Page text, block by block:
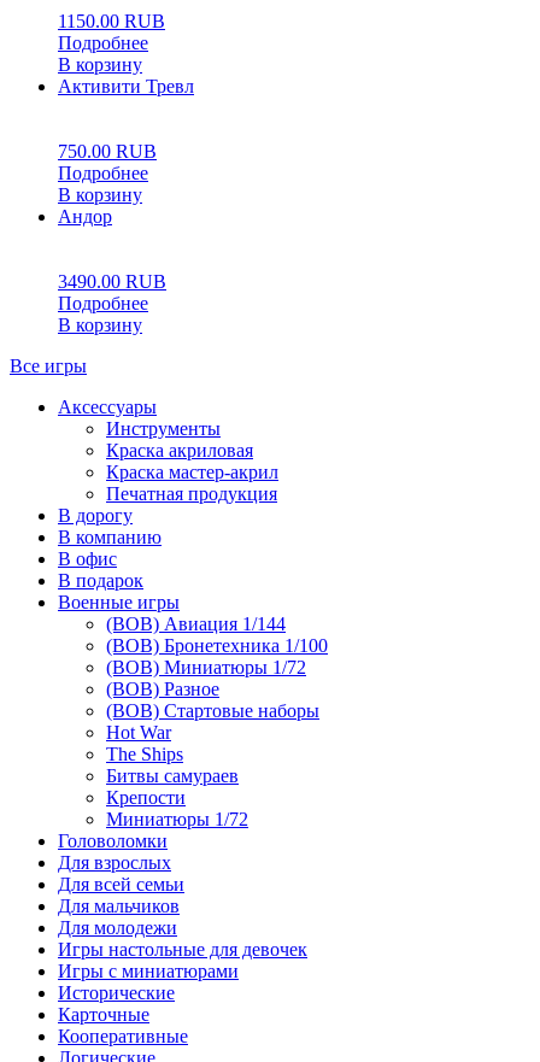
1150.00 RUB
Подробнее
В корзину
Активити Тревл
750.00 RUB
Подробнее
В корзину
Андор
3490.00 RUB
Подробнее
В корзину
Все игры
Аксессуары
Инструменты
Краска акриловая
Краска мастер-акрил
Печатная продукция
В дорогу
В компанию
В офис
В подарок
Военные игры
(ВОВ) Авиация 1/144
(ВОВ) Бронетехника 1/100
(ВОВ) Миниатюры 1/72
(ВОВ) Разное
(ВОВ) Стартовые наборы
Hot War
The Ships
Битвы самураев
Крепости
Миниатюры 1/72
Головоломки
Для взрослых
Для всей семьи
Для мальчиков
Для молодежи
Игры настольные для девочек
Игры с миниатюрами
Исторические
Карточные
Кооперативные